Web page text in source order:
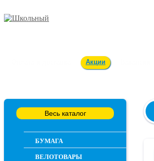
Акции
Весь каталог
БУМАГА
ВЕЛОТОВАРЫ